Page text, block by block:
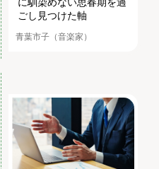
ごし見つけた軸
青葉市子（音楽家）